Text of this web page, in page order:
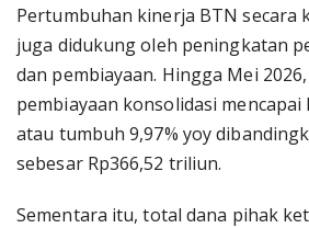
Pertumbuhan kinerja BTN secara
juga didukung oleh peningkatan
dan pembiayaan. Hingga Mei
pembiayaan konsolidasi mencapai
atau tumbuh 9,97% yoy
sebesar Rp366,52 triliun.
Sementara itu, total dana pihak